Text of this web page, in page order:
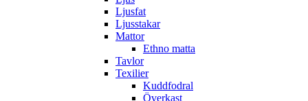
Ljusfat
Ljusstakar
Mattor
Ethno matta
Tavlor
Texilier
Kuddfodral
Överkast